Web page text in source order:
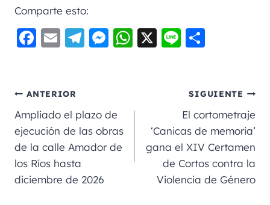
Comparte esto:
F
e
b
o
o
k
E
l
Te
m
M
n
g
er
W
A
X
Li
p
a
rt
ir
ANTERIOR
Ampliado el plazo de
ejecución de las obras
de la calle Amador de
los Ríos hasta
diciembre de 2026
SIGUIENTE
El cortometraje
‘Canicas de memoria’
gana el XIV Certamen
de Cortos contra la
Violencia de Género